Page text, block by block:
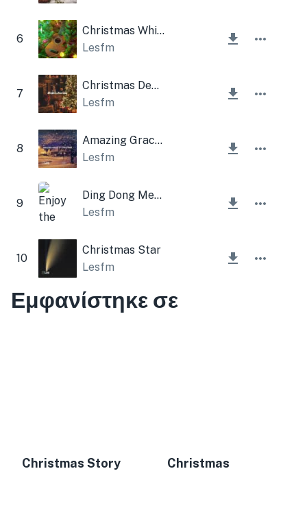
6
Christmas Whistle and Ukulele
Lesfm
7
Christmas Decoration
Lesfm
8
Amazing Grace of Christmas
Lesfm
9
Ding Dong Merrily on High (Christmas Bells)
Lesfm
10
Christmas Star
Lesfm
Εμφανίστηκε σε
Christmas Story Christmas